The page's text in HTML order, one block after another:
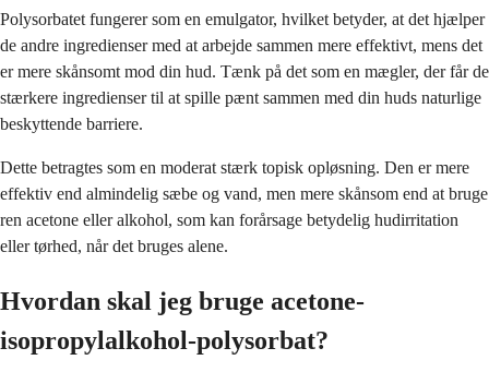
Polysorbatet fungerer som en emulgator, hvilket betyder, at det hjælper
de andre ingredienser med at arbejde sammen mere effektivt, mens det
er mere skånsomt mod din hud. Tænk på det som en mægler, der får de
stærkere ingredienser til at spille pænt sammen med din huds naturlige
beskyttende barriere.
Dette betragtes som en moderat stærk topisk opløsning. Den er mere
effektiv end almindelig sæbe og vand, men mere skånsom end at bruge
ren acetone eller alkohol, som kan forårsage betydelig hudirritation
eller tørhed, når det bruges alene.
Hvordan skal jeg bruge acetone-
isopropylalkohol-polysorbat?